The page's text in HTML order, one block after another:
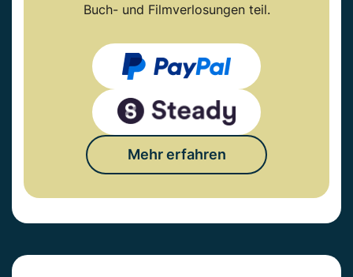
Buch- und Filmverlosungen teil.
Mehr erfahren